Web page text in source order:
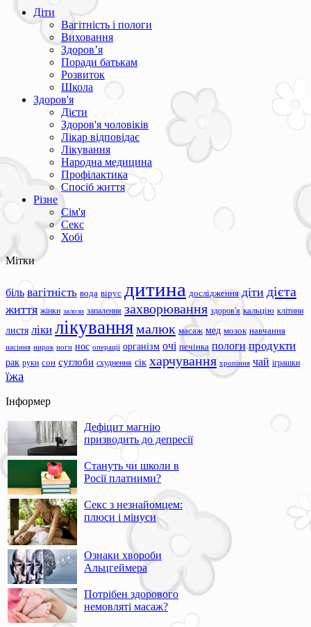
Діти
Вагітність і пологи
Виховання
Здоров’я
Поради батькам
Розвиток
Школа
Здоров'я
Дієти
Здоров'я чоловіків
Лікар відповідає
Лікування
Народна медицина
Профілактика
Спосіб життя
Різне
Сім'я
Секс
Хобі
Мітки
біль вагітність вода вірус дитина дослідження діти дієта
життя жінки залози запалення захворювання здоров'я кальцію клітини
листя ліки лікуваннямалюк масаж мед мозок навчання
насіння нирок ноги нос операції організм очі печінка пологи продукти
рак руки сон суглоби схуднення сік харчування хропіння чай іграшки
їжа
Інформер
Дефіцит магнію
призводить до депресії
Стануть чи школи в
Росії платними?
Секс з незнайомцем:
плюси і мінуси
Ознаки хвороби
Альцгеймера
Потрібен здорового
немовляті масаж?